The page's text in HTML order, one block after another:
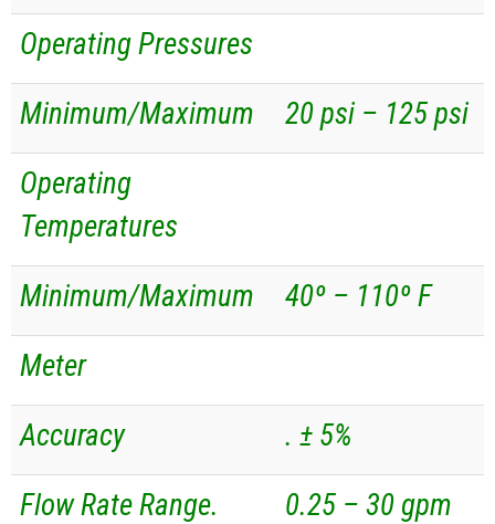
Operating Pressures
Minimum/Maximum
20 psi – 125 psi
Operating
Temperatures
Minimum/Maximum
40º – 110º F
Meter
Accuracy
. ± 5%
Flow Rate Range.
0.25 – 30 gpm